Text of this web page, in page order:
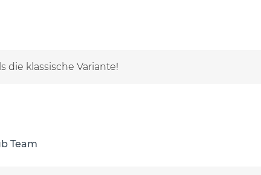
die klassische Variante!
Team